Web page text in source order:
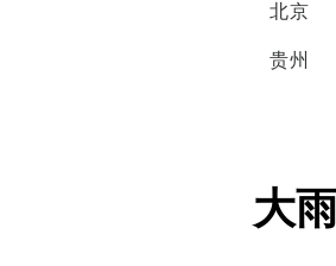
北京
贵州
大